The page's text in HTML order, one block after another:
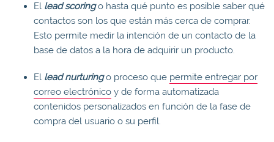
El lead scoringo hasta qué punto es posible saber qué
contactos son los que están más cerca de comprar.
Esto permite medir la intención de un contacto de la
base de datos a la hora de adquirir un producto.
El lead nurturingo proceso que permite entregar por
correo electrónico y de forma automatizada
contenidos personalizados en función de la fase de
compra del usuario o su perfil.